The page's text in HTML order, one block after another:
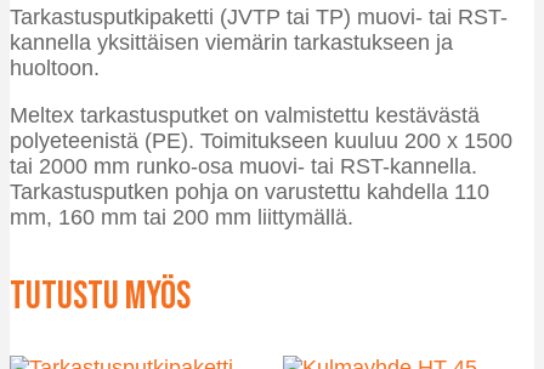
Tarkastusputkipaketti (JVTP tai TP) muovi- tai RST-
kannella yksittäisen viemärin tarkastukseen ja
huoltoon.
Meltex tarkastusputket on valmistettu kestävästä
polyeteenistä (PE). Toimitukseen kuuluu 200 x 1500
tai 2000 mm runko-osa muovi- tai RST-kannella.
Tarkastusputken pohja on varustettu kahdella 110
mm, 160 mm tai 200 mm liittymällä.
Tutustu myös